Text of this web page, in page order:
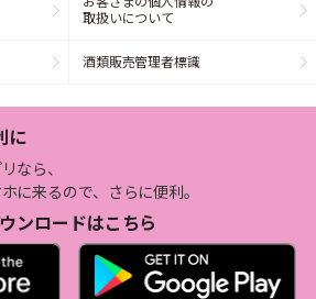
取扱いについて
酒類販売管理者標識
に
なら、
に来るので、さらに便利。
ンロードはこちら